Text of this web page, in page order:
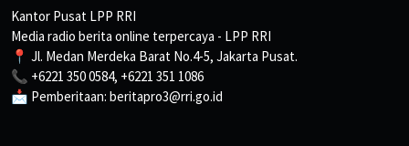
Kantor Pusat LPP RRI
Media radio berita online terpercaya - LPP RRI
📍 Jl. Medan Merdeka Barat No.4-5, Jakarta Pusat.
📞 +6221 350 0584, +6221 351 1086
📩 Pemberitaan: beritapro3@rri.go.id